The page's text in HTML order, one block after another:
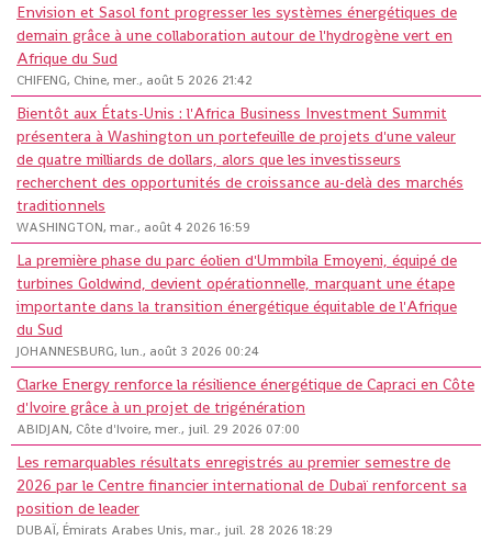
Envision et Sasol font progresser les systèmes énergétiques de
demain grâce à une collaboration autour de l'hydrogène vert en
Afrique du Sud
CHIFENG, Chine, mer., août 5 2026 21:42
Bientôt aux États-Unis : l'Africa Business Investment Summit
présentera à Washington un portefeuille de projets d'une valeur
de quatre milliards de dollars, alors que les investisseurs
recherchent des opportunités de croissance au-delà des marchés
traditionnels
WASHINGTON, mar., août 4 2026 16:59
La première phase du parc éolien d'Ummbila Emoyeni, équipé de
turbines Goldwind, devient opérationnelle, marquant une étape
importante dans la transition énergétique équitable de l'Afrique
du Sud
JOHANNESBURG, lun., août 3 2026 00:24
Clarke Energy renforce la résilience énergétique de Capraci en Côte
d'Ivoire grâce à un projet de trigénération
ABIDJAN, Côte d'Ivoire, mer., juil. 29 2026 07:00
Les remarquables résultats enregistrés au premier semestre de
2026 par le Centre financier international de Dubaï renforcent sa
position de leader
DUBAÏ, Émirats Arabes Unis, mar., juil. 28 2026 18:29